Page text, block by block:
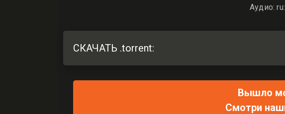
Аудио:
СКАЧАТЬ .torrent:
Вышло
Смотри